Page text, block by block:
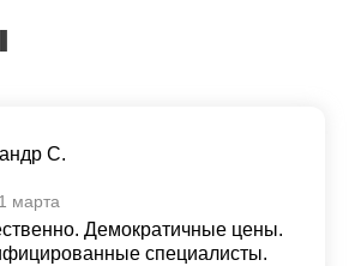
С.
марта
Демократичные цены.
специалисты.